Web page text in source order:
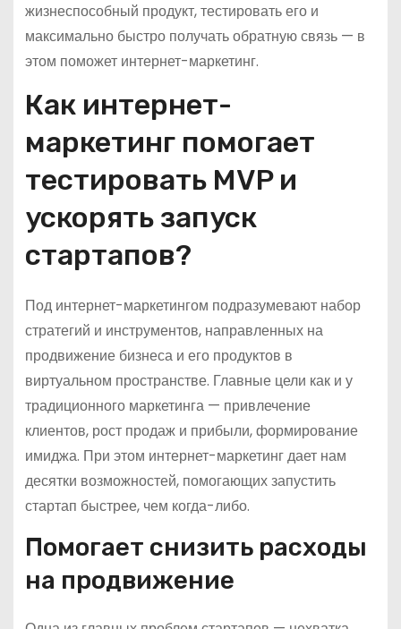
жизнеспособный продукт, тестировать его и
максимально быстро получать обратную связь — в
этом поможет интернет-маркетинг.
Как интернет-
маркетинг помогает
тестировать MVP и
ускорять запуск
стартапов?
Под интернет-маркетингом подразумевают набор
стратегий и инструментов, направленных на
продвижение бизнеса и его продуктов в
виртуальном пространстве. Главные цели как и у
традиционного маркетинга — привлечение
клиентов, рост продаж и прибыли, формирование
имиджа. При этом интернет-маркетинг дает нам
десятки возможностей, помогающих запустить
стартап быстрее, чем когда-либо.
Помогает снизить расходы
на продвижение